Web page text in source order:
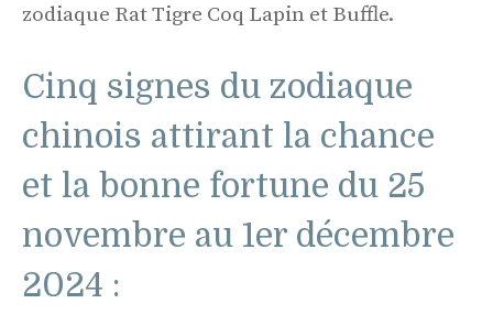
zodiaque Rat Tigre Coq Lapin et Buffle.
Cinq signes du zodiaque
chinois attirant la chance
et la bonne fortune du 25
novembre au 1er décembre
2024 :